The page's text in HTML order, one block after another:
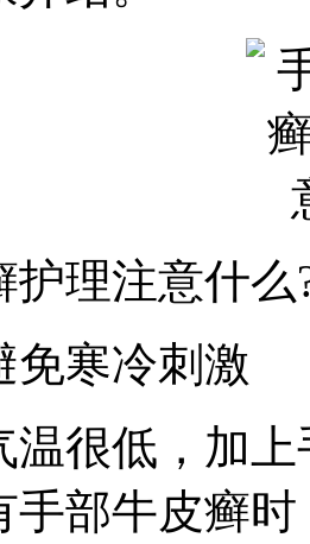
护理注意什么
免寒冷刺激
温很低，加
手部牛皮癣